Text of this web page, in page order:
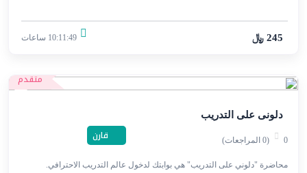
245 ﷼ 10:11:49 ساعات
متقدم
دلونى على التدريب
0 (0 المراجعات) قارن
محاضرة "دلوني على التدريب" هي بوابتك لدخول عالم التدريب الاحترافي.